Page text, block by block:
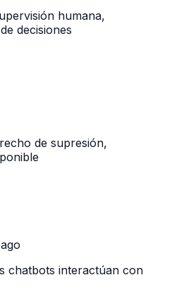
humana,
decisiones
de supresión,
chatbots interactúan con